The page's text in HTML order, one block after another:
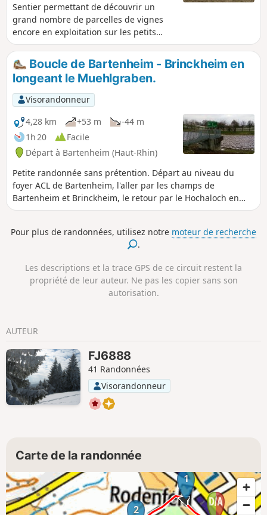
Sentier permettant de découvrir un
grand nombre de parcelles de vignes
encore en exploitation sur les petits
coteaux de Bartenheim et Brinckheim.
Boucle de Bartenheim - Brinckheim en
longeant le Muehlgraben.
Visorandonneur
4,28 km
+53 m
-44 m
1h 20
Facile
Départ à Bartenheim (Haut-Rhin)
Petite randonnée sans prétention. Départ au niveau du
foyer ACL de Bartenheim, l'aller par les champs de
Bartenheim et Brinckheim, le retour par le Hochaloch en
longeant le Muehlgraben.
Pour plus de randonnées, utilisez notre moteur de recherche
.
Les descriptions et la trace GPS de ce circuit restent la
propriété de leur auteur. Ne pas les copier sans son
autorisation.
AUTEUR
FJ6888
41 Randonnées
Visorandonneur
Carte de la randonnée
1
2